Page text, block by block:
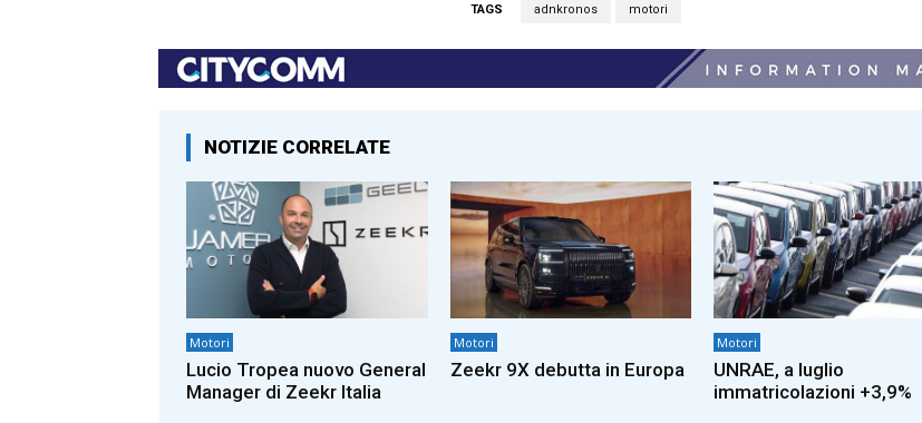
TAGS adnkronos motori
NOTIZIE CORRELATE
Motori
Lucio Tropea nuovo General
Manager di Zeekr Italia
Motori
Zeekr 9X debutta in Europa
Motori
UNRAE, a luglio
immatricolazioni +3,9%